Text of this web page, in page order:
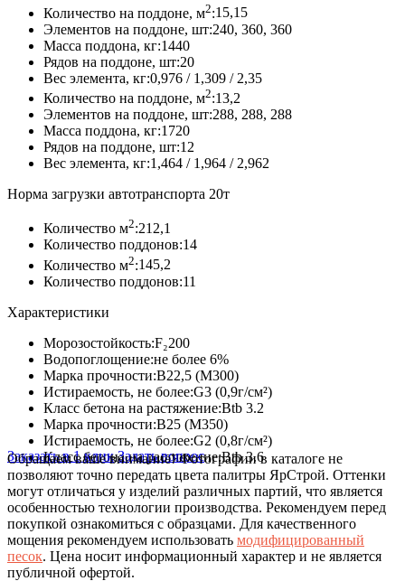
Количество на поддоне, м2:15,15
Элементов на поддоне, шт:240, 360, 360
Масса поддона, кг:1440
Рядов на поддоне, шт:20
Вес элемента, кг:0,976 / 1,309 / 2,35
Количество на поддоне, м2:13,2
Элементов на поддоне, шт:288, 288, 288
Масса поддона, кг:1720
Рядов на поддоне, шт:12
Вес элемента, кг:1,464 / 1,964 / 2,962
Норма загрузки автотранспорта 20т
Количество м2:212,1
Количество поддонов:14
Количество м2:145,2
Количество поддонов:11
Характеристики
Морозостойкость:F₂200
Водопоглощение:не более 6%
Марка прочности:В22,5 (М300)
Истираемость, не более:G3 (0,9г/см²)
Класс бетона на растяжение:Btb 3.2
Марка прочности:В25 (М350)
Истираемость, не более:G2 (0,8г/см²)
Класс бетона на растяжение:Btb 3.6
Заказать в 1 клик Задать вопрос
Обращаем ваше внимание!Фотографии в каталоге не
позволяют точно передать цвета палитры ЯрСтрой. Оттенки
могут отличаться у изделий различных партий, что является
особенностью технологии производства. Рекомендуем перед
покупкой ознакомиться с образцами. Для качественного
мощения рекомендуем использовать модифицированный
песок. Цена носит информационный характер и не является
публичной офертой.